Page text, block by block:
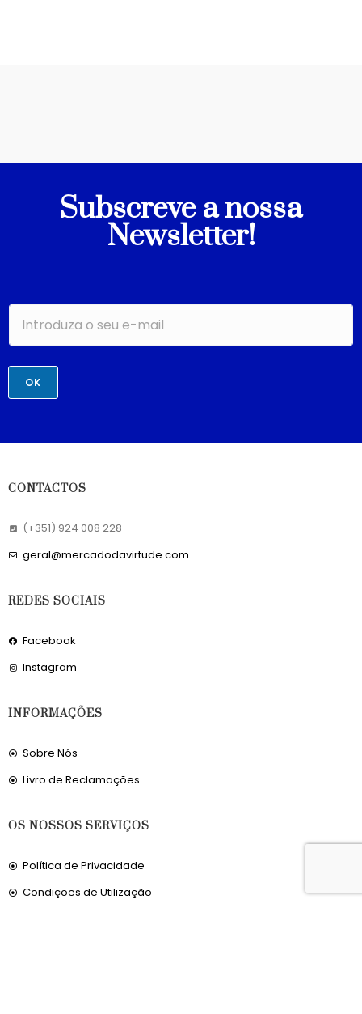
Subscreve a nossa
Newsletter!
OK
CONTACTOS
(+351) 924 008 228
geral@mercadodavirtude.com
REDES SOCIAIS
Facebook
Instagram
INFORMAÇÕES
Sobre Nós
Livro de Reclamações
OS NOSSOS SERVIÇOS
Política de Privacidade
Condições de Utilização